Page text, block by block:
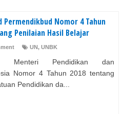
Permendikbud Nomor 4 Tahun
Penilaian Hasil Belajar
UN, UNBK
Menteri Pendidikan dan
Nomor 4 Tahun 2018 tentang
Pendidikan da...